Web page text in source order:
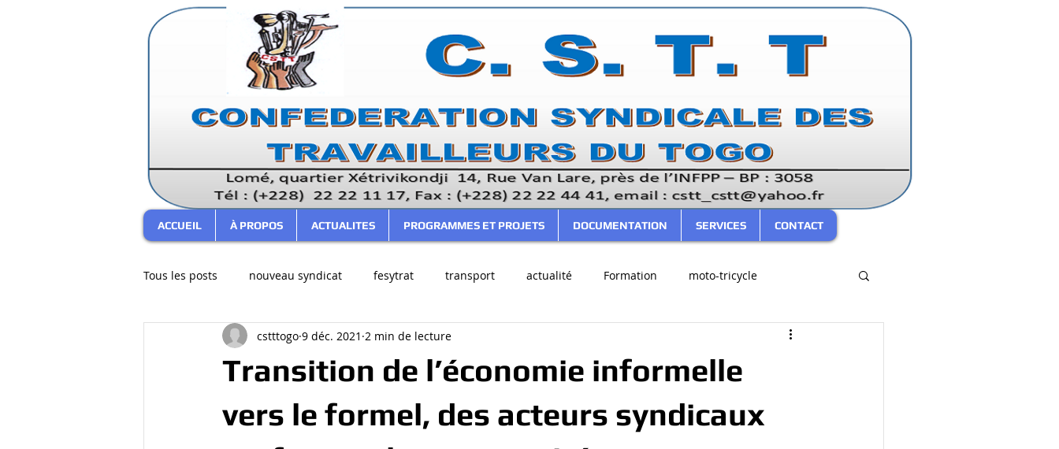
ACCUEIL À PROPOS ACTUALITES PROGRAMMES ET PROJETS DOCUMENTATION SERVICES CONTACT
Tous les posts nouveau syndicat fesytrat transport actualité Formation moto-tricycle
bureau confédéral Commencer Votre communauté
Transition de l’économie informelle
vers le formel, des acteurs syndicaux
cstttogo 9 déc. 2021 2 min de lecture